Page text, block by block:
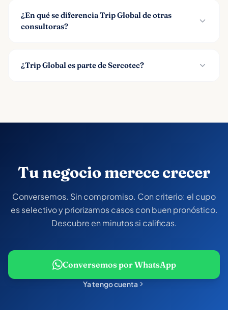
¿En qué se diferencia Trip Global de otras
consultoras?
¿Trip Global es parte de Sercotec?
Tu negocio merece crecer
Conversemos. Sin compromiso. Con criterio: el cupo
es selectivo y priorizamos casos con buen pronóstico.
Descubre en minutos si calificas.
Conversemos por WhatsApp
Ya tengo cuenta